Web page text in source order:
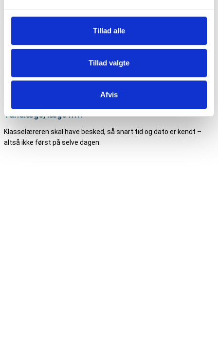
Tillad alle
Tillad valgte
Afvis
Når skolen er informeret om sygdom på første sygedag, skal der
kun følges op, når eleven er rask igen.Eleven skal raskmeldes i
vil blive fulgt op herpå af enten lærer eller skolens kontor.
Tandlæge, læge mv.
Klasselæreren skal have besked, så snart tid og dato er kendt –
altså ikke først på selve dagen.